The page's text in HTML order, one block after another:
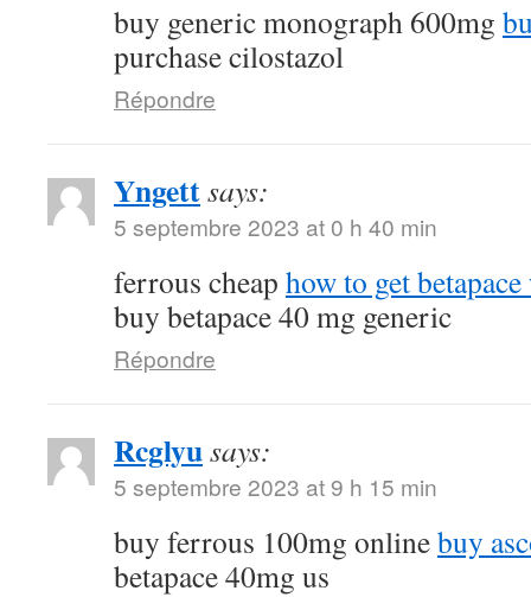
buy generic monograph 600mg
purchase cilostazol
Répondre
Yngettsays:
5 septembre 2023 at 0 h 40 min
ferrous cheap how to get
buy betapace 40 mg generic
Répondre
Rcglyusays:
5 septembre 2023 at 9 h 15 min
buy ferrous 100mg onlinebuy
betapace 40mg us